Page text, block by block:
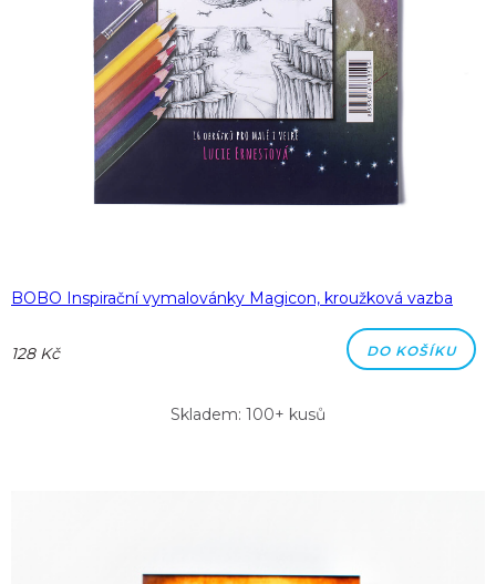
BOBO Inspirační vymalovánky Magicon, kroužková vazba
128 Kč DO KOŠÍKU
Skladem: 100+ kusů